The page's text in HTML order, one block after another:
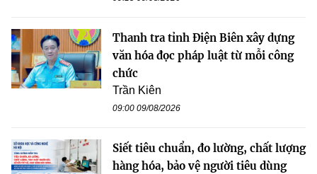
Thanh tra tỉnh Điện Biên xây dựng
văn hóa đọc pháp luật từ mỗi công
chức
Trần Kiên
09:00 09/08/2026
Siết tiêu chuẩn, đo lường, chất lượng
hàng hóa, bảo vệ người tiêu dùng